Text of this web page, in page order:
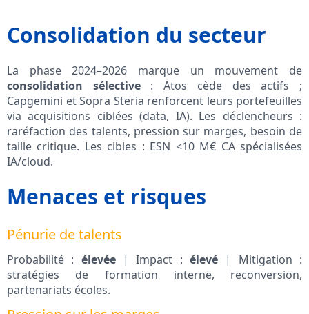
Consolidation du secteur
La phase 2024–2026 marque un mouvement de
consolidation sélective: Atos cède des actifs ;
Capgemini et Sopra Steria renforcent leurs portefeuilles
via acquisitions ciblées (data, IA). Les déclencheurs :
raréfaction des talents, pression sur marges, besoin de
taille critique. Les cibles : ESN <10 M€ CA spécialisées
IA/cloud.
Menaces et risques
Pénurie de talents
Probabilité : élevée| Impact :élevé | Mitigation :
stratégies de formation interne, reconversion,
partenariats écoles.